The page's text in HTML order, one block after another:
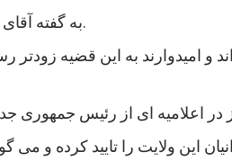
به گفته آقای عبدالرزاق، اعتصاب کنندگان شامل زندانیان جنایی و سیاسی است.
و امیدوارند به این قضیه